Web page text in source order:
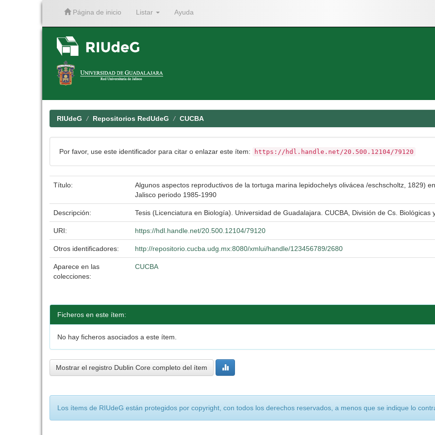
Página de inicio Listar Ayuda
RIUdeG Repositorios RedUdeG CUCBA
Por favor, use este identificador para citar o enlazar este ítem: https://hdl.handle.net/20.500.12104/79120
Título:
Algunos aspectos reproductivos de la tortuga marina lepidochelys olivácea /eschscholtz, 1829)
Jalisco periodo 1985-1990
Descripción: Tesis (Licenciatura en Biología). Universidad de Guadalajara. CUCBA, División de Cs. Biológicas
URI: https://hdl.handle.net/20.500.12104/79120
Otros identificadores: http://repositorio.cucba.udg.mx:8080/xmlui/handle/123456789/2680
Aparece en las
colecciones:
CUCBA
Ficheros en este ítem:
No hay ficheros asociados a este ítem.
Mostrar el registro Dublin Core completo del ítem
Los ítems de RIUdeG están protegidos por copyright, con todos los derechos reservados, a menos que se indique lo